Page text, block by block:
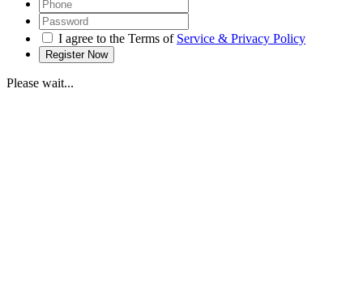
I agree to the Terms of Service & Privacy Policy
Please wait...